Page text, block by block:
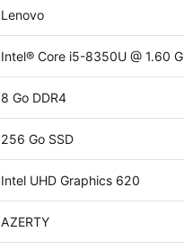
Lenovo
Intel® Core i5-8350U @ 1.60
8 Go DDR4
256 Go SSD
Intel UHD Graphics 620
AZERTY